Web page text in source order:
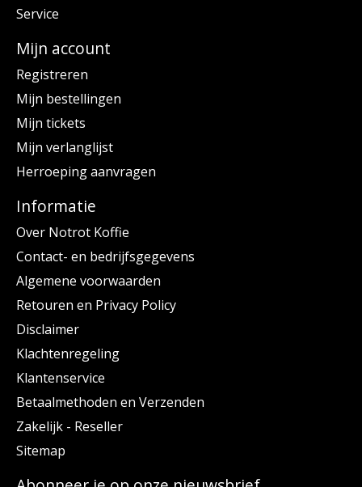
Service
Mijn account
Registreren
Mijn bestellingen
Mijn tickets
Mijn verlanglijst
Herroeping aanvragen
Informatie
Over Notrot Koffie
Contact- en bedrijfsgegevens
Algemene voorwaarden
Retouren en Privacy Policy
Disclaimer
Klachtenregeling
Klantenservice
Betaalmethoden en Verzenden
Zakelijk - Reseller
Sitemap